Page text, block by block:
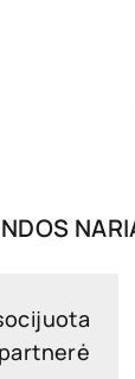
partnerė